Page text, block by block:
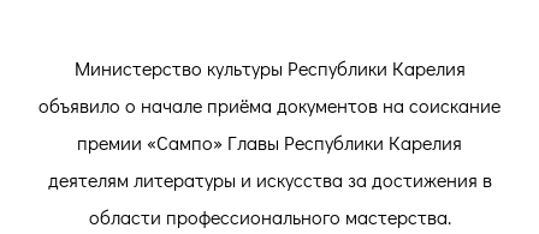
Министерство культуры Республики Карелия
объявило о начале приёма документов на соискание
премии «Сампо» Главы Республики Карелия
деятелям литературы и искусства за достижения в
области профессионального мастерства.